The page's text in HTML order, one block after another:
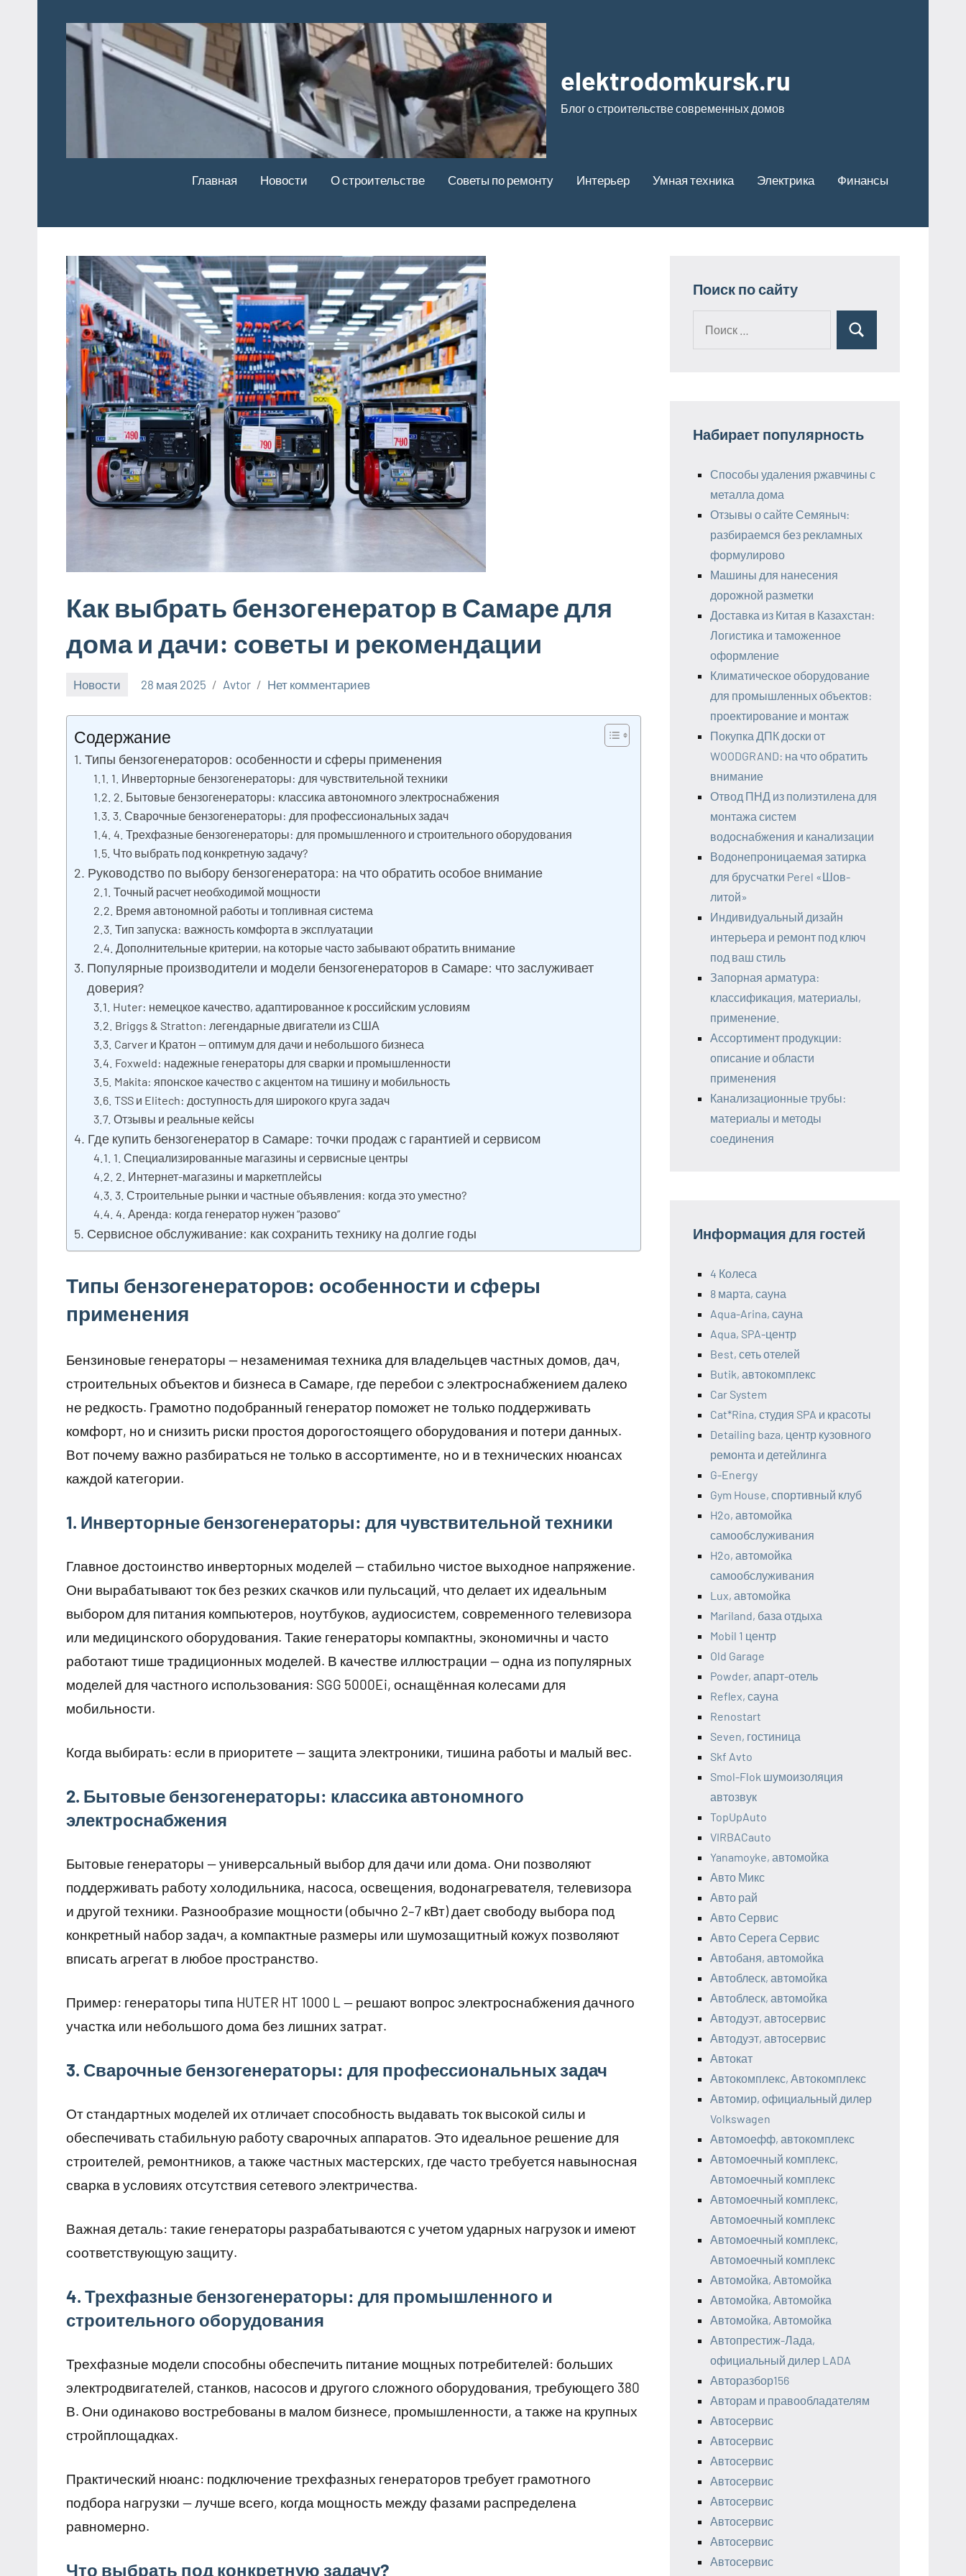
содержимому
elektrodomkursk.ru
Блог о строительстве современных домов
Главная Новости О строительстве Советы по ремонту Интерьер Умная техника Электрика Финансы
Как выбрать бензогенератор в Самаре для
дома и дачи: советы и рекомендации
Новости 28 мая 2025 Avtor Нет комментариев
Содержание
Типы бензогенераторов: особенности и сферы применения
1. Инверторные бензогенераторы: для чувствительной техники
2. Бытовые бензогенераторы: классика автономного электроснабжения
3. Сварочные бензогенераторы: для профессиональных задач
4. Трехфазные бензогенераторы: для промышленного и строительного оборудования
Что выбрать под конкретную задачу?
Руководство по выбору бензогенератора: на что обратить особое внимание
Точный расчет необходимой мощности
Время автономной работы и топливная система
Тип запуска: важность комфорта в эксплуатации
Дополнительные критерии, на которые часто забывают обратить внимание
Популярные производители и модели бензогенераторов в Самаре: что заслуживает
доверия?
Huter: немецкое качество, адаптированное к российским условиям
Briggs & Stratton: легендарные двигатели из США
Carver и Кратон — оптимум для дачи и небольшого бизнеса
Foxweld: надежные генераторы для сварки и промышленности
Makita: японское качество с акцентом на тишину и мобильность
TSS и Elitech: доступность для широкого круга задач
Отзывы и реальные кейсы
Где купить бензогенератор в Самаре: точки продаж с гарантией и сервисом
1. Специализированные магазины и сервисные центры
2. Интернет-магазины и маркетплейсы
3. Строительные рынки и частные объявления: когда это уместно?
4. Аренда: когда генератор нужен “разово”
Сервисное обслуживание: как сохранить технику на долгие годы
Типы бензогенераторов: особенности и сферы
применения
Бензиновые генераторы — незаменимая техника для владельцев частных домов, дач,
строительных объектов и бизнеса в Самаре, где перебои с электроснабжением далеко
не редкость. Грамотно подобранный генератор поможет не только поддерживать
комфорт, но и снизить риски простоя дорогостоящего оборудования и потери данных.
Вот почему важно разбираться не только в ассортименте, но и в технических нюансах
каждой категории.
1. Инверторные бензогенераторы: для чувствительной техники
Главное достоинство инверторных моделей — стабильно чистое выходное напряжение.
Они вырабатывают ток без резких скачков или пульсаций, что делает их идеальным
выбором для питания компьютеров, ноутбуков, аудиосистем, современного телевизора
или медицинского оборудования. Такие генераторы компактны, экономичны и часто
работают тише традиционных моделей. В качестве иллюстрации — одна из популярных
моделей для частного использования: SGG 5000Ei, оснащённая колесами для
мобильности.
Когда выбирать: если в приоритете — защита электроники, тишина работы и малый вес.
2. Бытовые бензогенераторы: классика автономного
электроснабжения
Бытовые генераторы — универсальный выбор для дачи или дома. Они позволяют
поддерживать работу холодильника, насоса, освещения, водонагревателя, телевизора
и другой техники. Разнообразие мощности (обычно 2–7 кВт) дает свободу выбора под
конкретный набор задач, а компактные размеры или шумозащитный кожух позволяют
вписать агрегат в любое пространство.
Пример: генераторы типа HUTER HT 1000 L — решают вопрос электроснабжения дачного
участка или небольшого дома без лишних затрат.
3. Сварочные бензогенераторы: для профессиональных задач
От стандартных моделей их отличает способность выдавать ток высокой силы и
обеспечивать стабильную работу сварочных аппаратов. Это идеальное решение для
строителей, ремонтников, а также частных мастерских, где часто требуется навыносная
сварка в условиях отсутствия сетевого электричества.
Важная деталь: такие генераторы разрабатываются с учетом ударных нагрузок и имеют
соответствующую защиту.
4. Трехфазные бензогенераторы: для промышленного и
строительного оборудования
Трехфазные модели способны обеспечить питание мощных потребителей: больших
электродвигателей, станков, насосов и другого сложного оборудования, требующего 380
В. Они одинаково востребованы в малом бизнесе, промышленности, а также на крупных
стройплощадках.
Практический нюанс: подключение трехфазных генераторов требует грамотного
подбора нагрузки — лучше всего, когда мощность между фазами распределена
равномерно.
Что выбрать под конкретную задачу?
Поиск по сайту
Поиск
Набирает популярность
Способы удаления ржавчины с
металла дома
Отзывы о сайте Семяныч:
разбираемся без рекламных
формулирово
Машины для нанесения
дорожной разметки
Доставка из Китая в Казахстан:
Логистика и таможенное
оформление
Климатическое оборудование
для промышленных объектов:
проектирование и монтаж
Покупка ДПК доски от
WOODGRAND: на что обратить
внимание
Отвод ПНД из полиэтилена для
монтажа систем
водоснабжения и канализации
Водонепроницаемая затирка
для брусчатки Perel «Шов-
литой»
Индивидуальный дизайн
интерьера и ремонт под ключ
под ваш стиль
Запорная арматура:
классификация, материалы,
применение.
Ассортимент продукции:
описание и области
применения
Канализационные трубы:
материалы и методы
соединения
Информация для гостей
4 Колеса
8 марта, сауна
Aqua-Arina, сауна
Aqua, SPA-центр
Best, сеть отелей
Butik, автокомплекс
Car System
Cat*Rina, студия SPA и красоты
Detailing baza, центр кузовного
ремонта и детейлинга
G-Energy
Gym House, спортивный клуб
H2o, автомойка
самообслуживания
H2o, автомойка
самообслуживания
Lux, автомойка
Mariland, база отдыха
Mobil 1 центр
Old Garage
Powder, апарт-отель
Reflex, сауна
Renostart
Seven, гостиница
Skf Avto
Smol-Flok шумоизоляция
автозвук
TopUpAuto
VIRBACauto
Yanamoyke, автомойка
Авто Микс
Авто рай
Авто Сервис
Авто Серега Сервис
Автобаня, автомойка
Автоблеск, автомойка
Автоблеск, автомойка
Автодуэт, автосервис
Автодуэт, автосервис
Автокат
Автокомплекс, Автокомплекс
Автомир, официальный дилер
Volkswagen
Автомоефф, автокомплекс
Автомоечный комплекс,
Автомоечный комплекс
Автомоечный комплекс,
Автомоечный комплекс
Автомоечный комплекс,
Автомоечный комплекс
Автомойка, Автомойка
Автомойка, Автомойка
Автомойка, Автомойка
Автопрестиж-Лада,
официальный дилер LADA
Авторазбор156
Авторам и правообладателям
Автосервис
Автосервис
Автосервис
Автосервис
Автосервис
Автосервис
Автосервис
Автосервис